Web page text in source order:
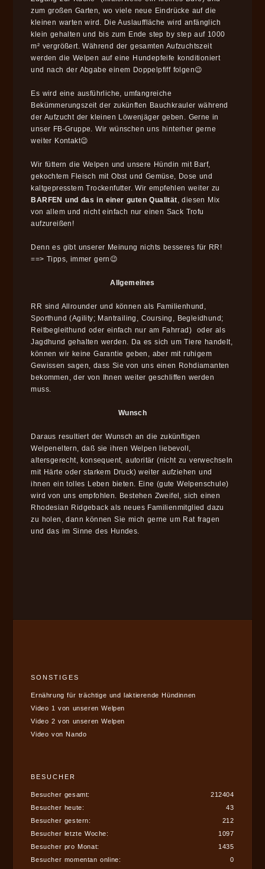
zum großen Garten, wo viele neue Eindrücke auf die
kleinen warten wird. Die Auslauffläche wird anfänglich
klein gehalten und bis zum Ende step by step auf 1000
m² vergrößert. Während der gesamten Aufzuchtszeit
werden die Welpen auf eine Hundepfeife konditioniert
und nach der Abgabe einem Doppelpfiff folgen😉
Es wird eine ausführliche, umfangreiche
Bekümmerungszeit der zukünften Bauchkrauler während
der Aufzucht der kleinen Löwenjäger geben. Gerne in
unser FB-Gruppe. Wir wünschen uns hinterher gerne
weiter Kontakt😉
Wir füttern die Welpen und unsere Hündin mit Barf,
gekochtem Fleisch mit Obst und Gemüse, Dose und
kaltgepresstem Trockenfutter. Wir empfehlen weiter zu
BARFEN und das in einer guten Qualität, diesen Mix
von allem und nicht einfach nur einen Sack Trofu
aufzureißen!
Denn es gibt unserer Meinung nichts besseres für RR!
==> Tipps, immer gern😉
Allgemeines
RR sind Allrounder und können als Familienhund,
Sporthund (Agility; Mantrailing, Coursing, Begleidhund;
Reitbegleithund oder einfach nur am Fahrrad) oder als
Jagdhund gehalten werden. Da es sich um Tiere handelt,
können wir keine Garantie geben, aber mit ruhigem
Gewissen sagen, dass Sie von uns einen Rohdiamanten
bekommen, der von Ihnen weiter geschliffen werden
muss.
Wunsch
Daraus resultiert der Wunsch an die zukünftigen
Welpeneltern, daß sie ihren Welpen liebevoll,
altersgerecht, konsequent, autoritär (nicht zu verwechseln
mit Härte oder starkem Druck) weiter aufziehen und
ihnen ein tolles Leben bieten. Eine (gute Welpenschule)
wird von uns empfohlen. Bestehen Zweifel, sich einen
Rhodesian Ridgeback als neues Familienmitglied dazu
zu holen, dann können Sie mich gerne um Rat fragen
und das im Sinne des Hundes.
SONSTIGES
Ernährung für trächtige und laktierende Hündinnen
Video 1 von unseren Welpen
Video 2 von unseren Welpen
Video von Nando
BESUCHER
212404
Besucher gesamt:
43
Besucher heute:
212
Besucher gestern:
1097
Besucher letzte Woche:
1435
Besucher pro Monat:
0
Besucher momentan online: